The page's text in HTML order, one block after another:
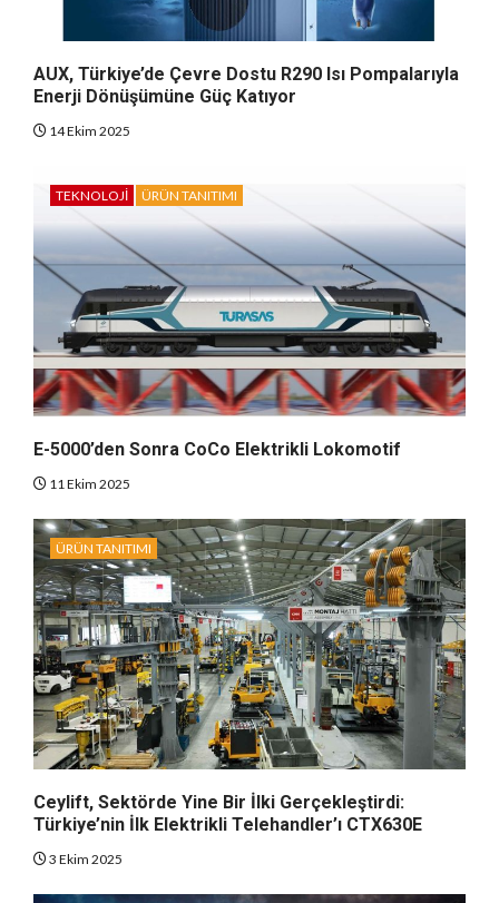
AUX, Türkiye’de Çevre Dostu R290 Isı Pompalarıyla
Enerji Dönüşümüne Güç Katıyor
14 Ekim 2025
TEKNOLOJI ÜRÜN TANITIMI
E-5000’den Sonra CoCo Elektrikli Lokomotif
11 Ekim 2025
ÜRÜN TANITIMI
Ceylift, Sektörde Yine Bir İlki Gerçekleştirdi:
Türkiye’nin İlk Elektrikli Telehandler’ı CTX630E
3 Ekim 2025